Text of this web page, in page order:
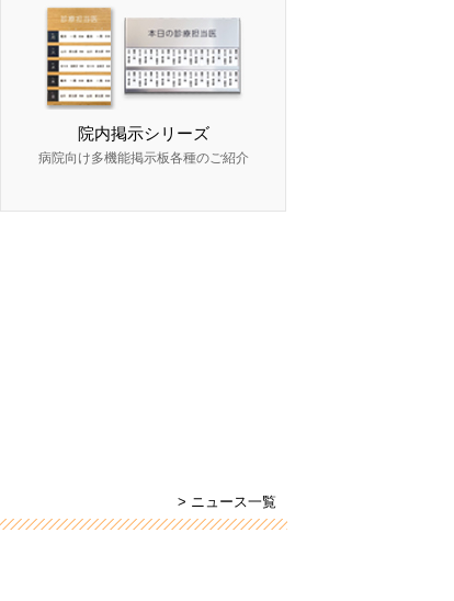
院内掲示シリーズ
病院向け多機能掲示板各種のご紹介
> ニュース一覧